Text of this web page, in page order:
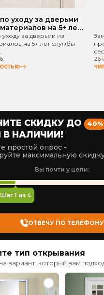
уходу за дверьми
на 5+ лет
за дверьми из
на 5+ лет службы
26
СКИДКУ ДО 40%
В НАЛИЧИИ!
простой опрос -
максимальную
Вы почти у цели:
Шаг 1 из 4
ОТВЕЧУ ПО ТЕЛЕФОНУ
тип открывания
вариант, который вам